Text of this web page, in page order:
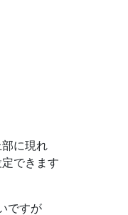
に現れ
できます
ですが